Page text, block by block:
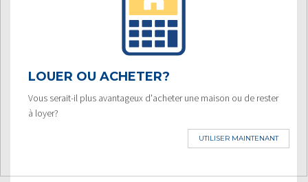
LOUER OU ACHETER?
Vous serait-il plus avantageux d'acheter une maison ou de rester
à loyer?
UTILISER MAINTENANT